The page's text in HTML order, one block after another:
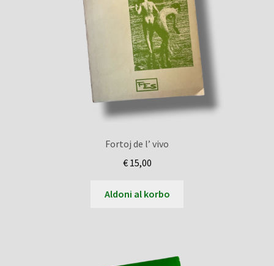
Fortoj de l’ vivo
€15,00
Aldoni al korbo